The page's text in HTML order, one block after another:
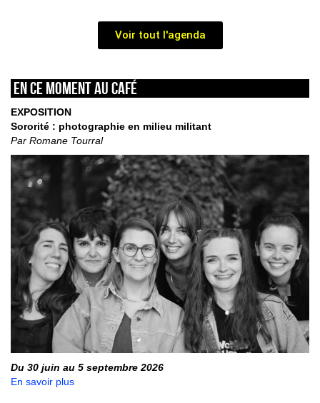
Voir tout l'agenda
En ce moment au café
EXPOSITION
Sororité : photographie en milieu militant
Par Romane Tourral
Du 30 juin au 5 septembre 2026
En savoir plus